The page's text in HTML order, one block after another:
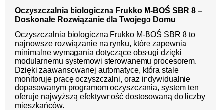
Oczyszczalnia biologiczna Frukko M-BOŚ SBR 8 –
Doskonałe Rozwiązanie dla Twojego Domu
Oczyszczalnia biologiczna Frukko M-BOŚ SBR 8 to
najnowsze rozwiązanie na rynku, które zapewnia
minimalne wymagania dotyczące obsługi dzięki
modularnemu systemowi sterowanemu procesorem.
Dzięki zaawansowanej automatyce, która stale
monitoruje pracę oczyszczalni, oraz indywidualnie
dopasowanym programom oczyszczania, system ten
oferuje najwyższą efektywność dostosowaną do liczby
mieszkańców.